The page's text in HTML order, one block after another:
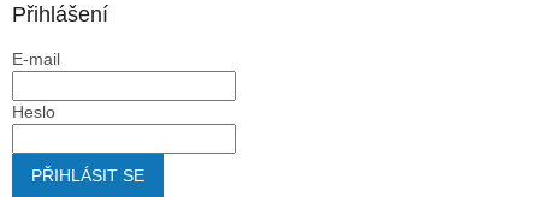
Přihlášení
E-mail
Heslo
PŘIHLÁSIT SE